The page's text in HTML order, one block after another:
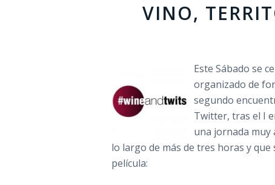
VINO,
Este Sábado se
organizado de
segundo
Twitter, tras el I
una jornada muy
lo largo de más de tres horas y
película: